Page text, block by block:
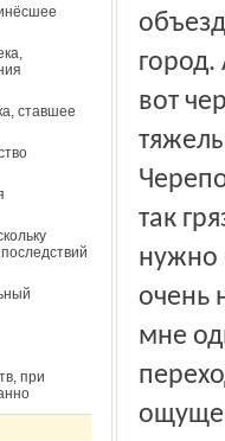
ставшее
при
вот
так
нужно
очень
мне